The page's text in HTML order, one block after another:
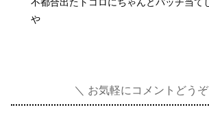
や
お気軽にコメントどうぞ